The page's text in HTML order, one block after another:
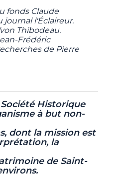
fonds Claude
journal l'Éclaireur.
Thibodeau.
Frédéric
de Pierre
Société Historique
à but non-
dont la mission est
la
de Saint-